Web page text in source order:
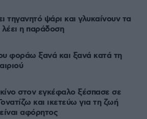
τηγανητό ψάρι και γλυκαίνουν τα
η παράδοση
φοράω ξανά και ξανά κατά τη
στον εγκέφαλο ξέσπασε σε
και ικετεύω για τη ζωή
αφόρητος